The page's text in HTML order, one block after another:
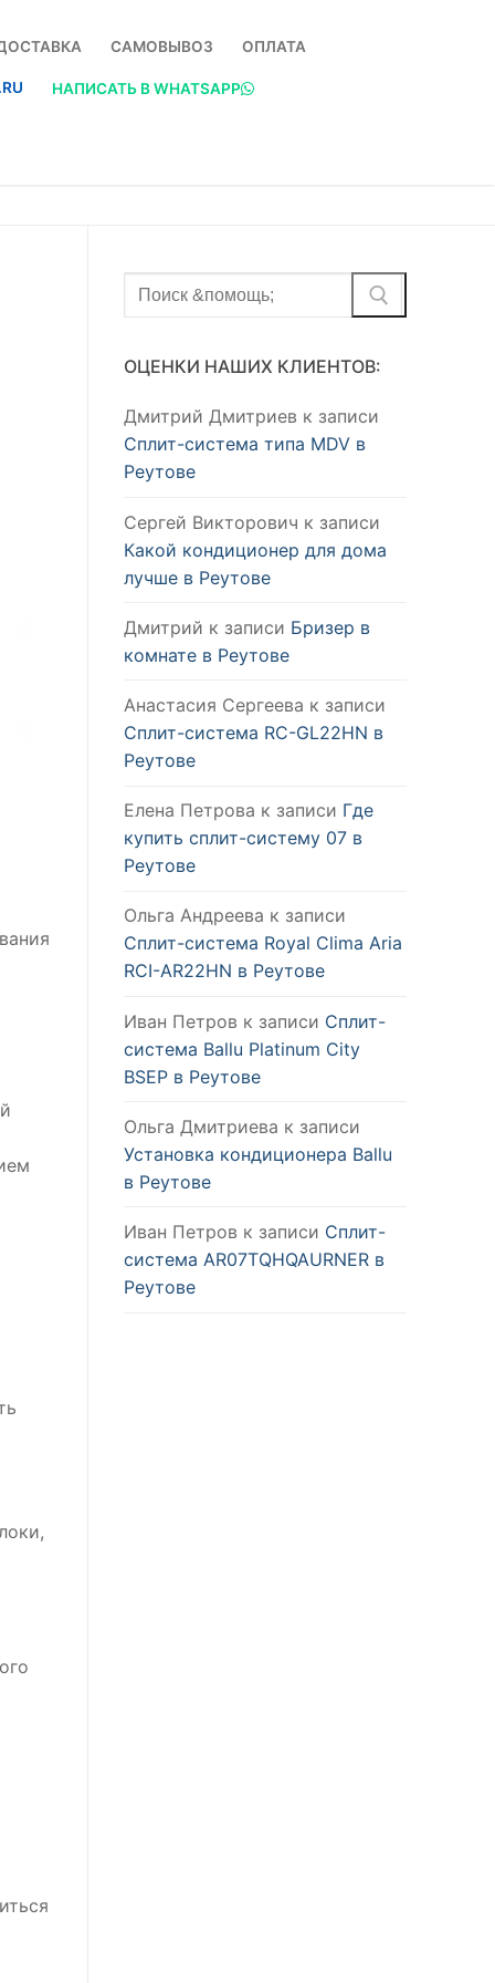
САМОВЫВОЗ ОПЛАТА
НАПИСАТЬ В WHATSAPP
Найти:
ОЦЕНКИ НАШИХ КЛИЕНТОВ:
Дмитрий Дмитриев к записи
Сплит-система типа MDV в
Реутове
Сергей Викторович к записи
Какой кондиционер для дома
лучше в Реутове
Дмитрий к записи Бризер в
комнате в Реутове
Анастасия Сергеева к записи
Сплит-система RC-GL22HN в
Реутове
Елена Петрова к записи Где
купить сплит-систему 07 в
Реутове
Ольга Андреева к записи
Сплит-система Royal Clima Aria
RCI-AR22HN в Реутове
Иван Петров к записи Сплит-
система Ballu Platinum City
BSEP в Реутове
Ольга Дмитриева к записи
Установка кондиционера Ballu
в Реутове
Иван Петров к записи Сплит-
система AR07TQHQAURNER в
Реутове